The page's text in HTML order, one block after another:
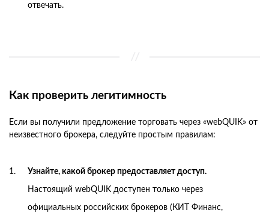
отвечать.
Как проверить легитимность
Если вы получили предложение торговать через «webQUIK» от
неизвестного брокера, следуйте простым правилам:
Узнайте, какой брокер предоставляет доступ.
Настоящий webQUIK доступен только через
официальных российских брокеров (КИТ Финанс,